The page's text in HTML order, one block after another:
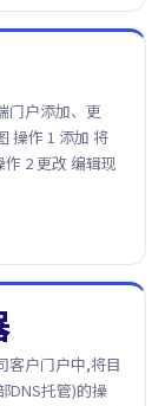
门户添加、更
操作 1 添加 将
2 更改 编辑现
客户门户中,将目
DNS托管)的操